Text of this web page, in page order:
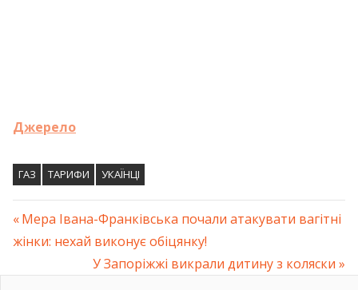
Джерело
ГАЗ ТАРИФИ УКАЇНЦІ
Навігація
записів
Previous
Post:
Мера Івана-Франківська почали атакувати вагітні
жінки: нехай виконує обіцянку!
Next
У Запоріжжі викрали дитину з коляски